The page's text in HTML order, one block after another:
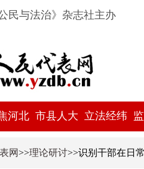
民与法治》杂志社主办
河北 市县人大 立法经纬
网>>理论研讨>>识别干部在日